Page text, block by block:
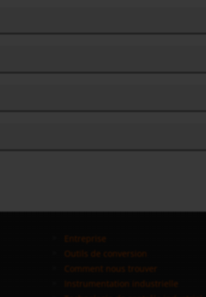
Entreprise
Outils de conversion
Comment nous trouver
Instrumentation industrielle